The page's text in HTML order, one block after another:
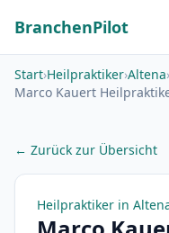
BranchenPilot
Start›Heilpraktiker›Altena›
Marco Kauert
← Zurück zur Übersicht
Heilpraktiker in